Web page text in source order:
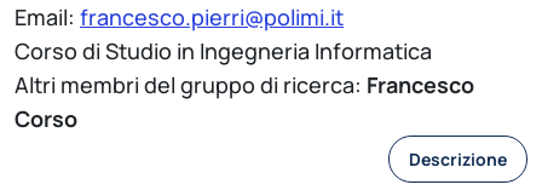
Email: francesco.pierri@polimi.it
Corso di Studio in Ingegneria Informatica
Altri membri del gruppo di ricerca: Francesco
Corso
Descrizione